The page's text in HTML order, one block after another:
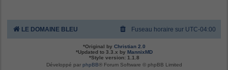
LE DOMAINE BLEU Fuseau horaire sur UTC-04:00
*Original by Christian 2.0
*Updated to 3.3.x by MannixMD
*Style version: 1.1.8
Développé par phpBB® Forum Software © phpBB Limited